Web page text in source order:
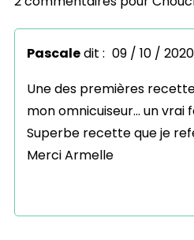
Pascaledit : 09 / 10 /
Une des premières
mon omnicuiseur… un vrai
Superbe recette que je
Merci Armelle